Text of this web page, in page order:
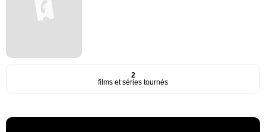
2
films et séries tournés